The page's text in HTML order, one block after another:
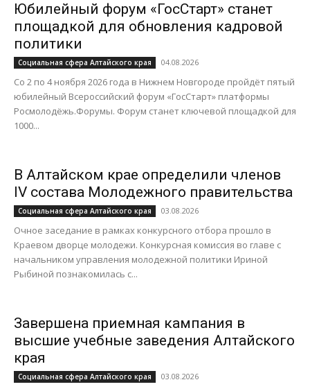
Юбилейный форум «ГосСтарт» станет
площадкой для обновления кадровой
политики
Социальная сфера Алтайского края 04.08.2026
Со 2 по 4 ноября 2026 года в Нижнем Новгороде пройдёт пятый
юбилейный Всероссийский форум «ГосСтарт» платформы
Росмолодёжь.Форумы. Форум станет ключевой площадкой для
1000...
В Алтайском крае определили членов
IV состава Молодежного правительства
Социальная сфера Алтайского края 03.08.2026
Очное заседание в рамках конкурсного отбора прошло в
Краевом дворце молодежи. Конкурсная комиссия во главе с
начальником управления молодежной политики Ириной
Рыбиной познакомилась с...
Завершена приемная кампания в
высшие учебные заведения Алтайского
края
Социальная сфера Алтайского края 03.08.2026